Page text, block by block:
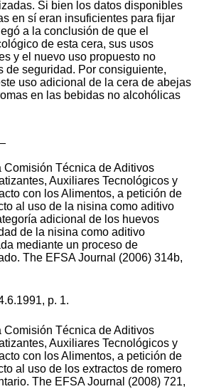
Si bien los datos disponibles
en sí eran insuficientes para fijar
a la conclusión de que el
de esta cera, sus usos
y el nuevo uso propuesto no
de seguridad. Por consiguiente,
uso adicional de la cera de abejas
en las bebidas no alcohólicas
Comisión Técnica de Aditivos
Auxiliares Tecnológicos y
con los Alimentos, a petición de
al uso de la nisina como aditivo
adicional de los huevos
de la nisina como aditivo
mediante un proceso de
The EFSA Journal (2006) 314b,
p. 1.
Comisión Técnica de Aditivos
Auxiliares Tecnológicos y
con los Alimentos, a petición de
al uso de los extractos de romero
The EFSA Journal (2008) 721,